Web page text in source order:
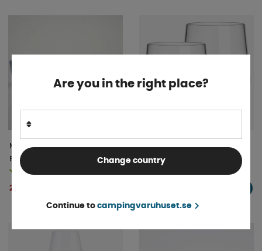
Melaminmuggar Shades Of
Blue 4-Pack
Finns i lager
247 kr
Savoy dricksglas 2-pack
Are you in the right place?
Change country
Continue to campingvaruhuset.se